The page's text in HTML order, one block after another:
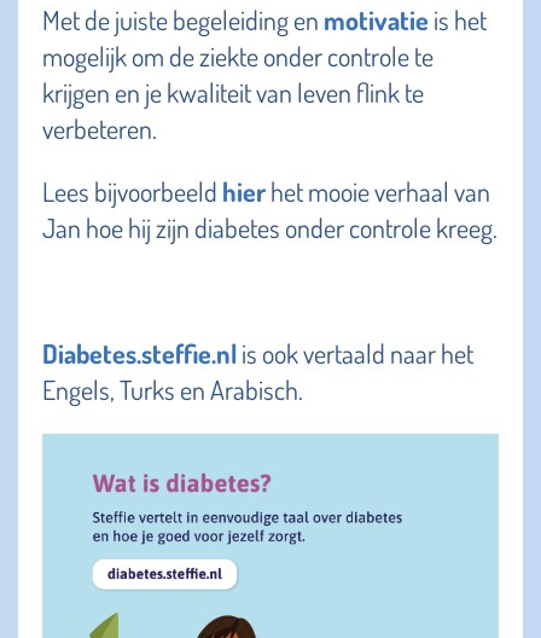
Met de juiste begeleiding en motivatie is het
mogelijk om de ziekte onder controle te
krijgen en je kwaliteit van leven flink te
verbeteren.
Lees bijvoorbeeld hierhet mooie verhaal van
Jan hoe hij zijn diabetes onder controle kreeg.
Diabetes.steffie.nlis ook vertaald naar het
Engels, Turks en Arabisch.